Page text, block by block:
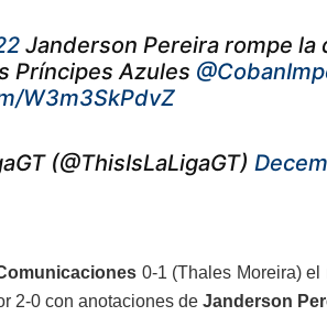
Janderson Pereira rompe la
Príncipes Azules
W3m3SkPdvZ
(@ThisIsLaLigaGT)
0-1 (Thales Moreira)
2-0 con anotaciones de Janderson